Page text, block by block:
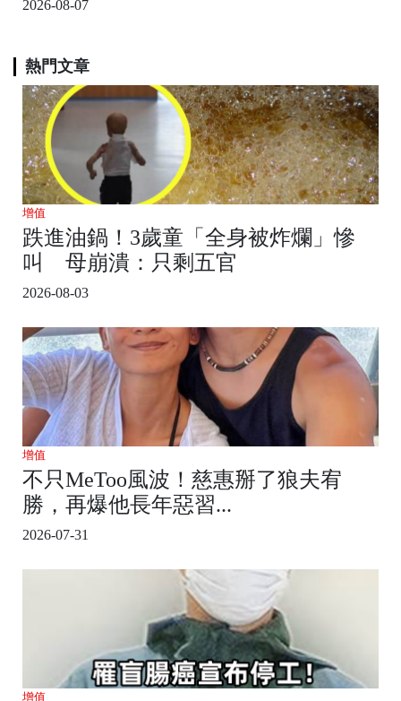
2026-08-07
熱門文章
增值
跌進油鍋！3歲童「全身被炸爛」慘
叫 母崩潰：只剩五官
2026-08-03
增值
不只MeToo風波！慈惠掰了狼夫宥
勝，再爆他長年惡習...
2026-07-31
增值